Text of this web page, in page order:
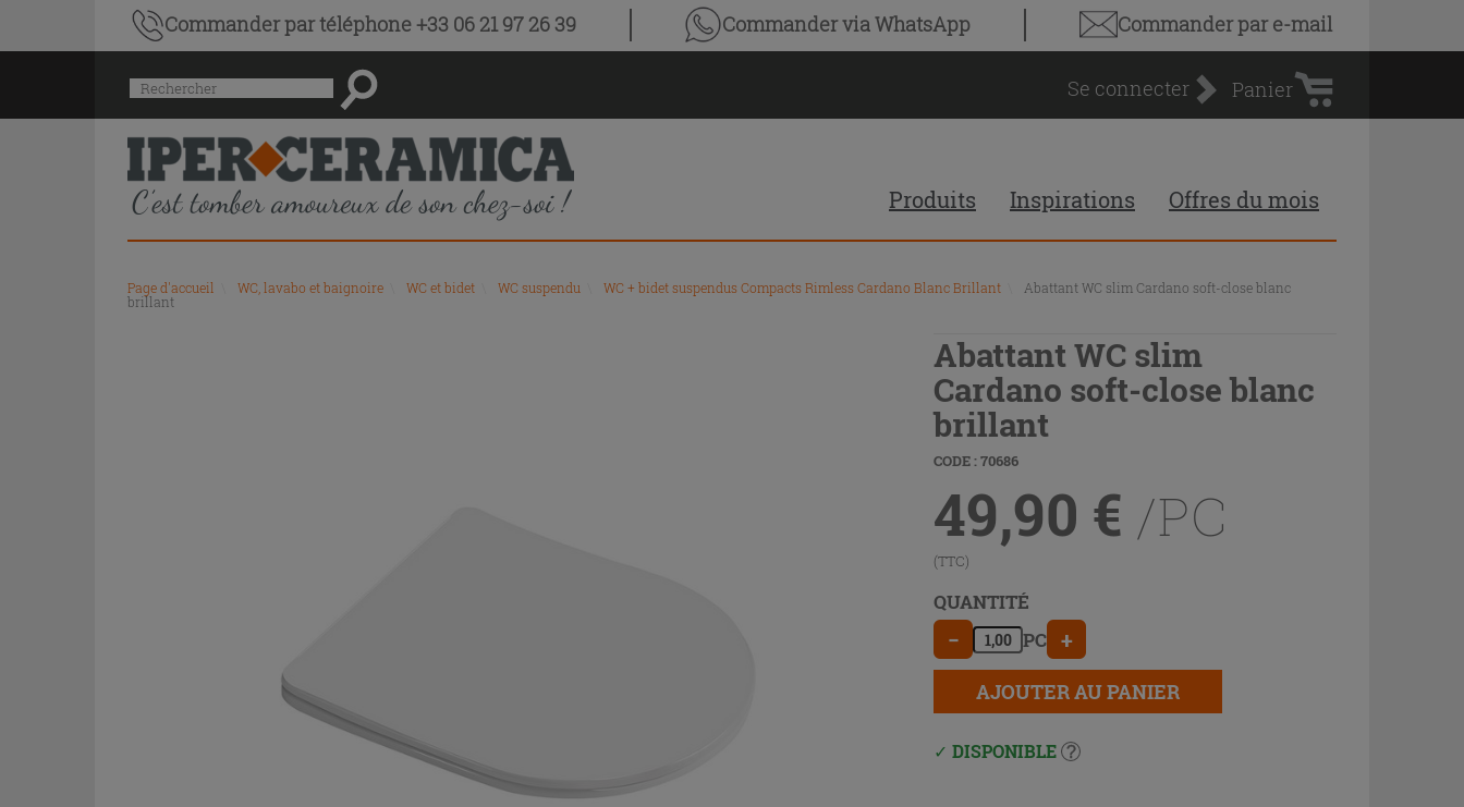
Commander par téléphone +33 06 21 97 26 39 Commander via WhatsApp Commander par e-mail
Menu
de
l'historique
des
recherches
et
du
contenu
du
Rechercher Se connecter
d'achat
Panier
Produits Inspirations Offres du mois
Page d'accueil WC, lavabo et baignoire WC et bidet WC suspendu WC + bidet suspendus Compacts Rimless Cardano Blanc Brillant
Abattant WC slim Cardano soft-close blanc
brillant
Abattant WC slim
Cardano soft-close blanc
brillant
CODE : 70686
49,90 € /PC
(TTC)
QUANTITÉ
− PC +
AJOUTER AU PANIER
DISPONIBLE